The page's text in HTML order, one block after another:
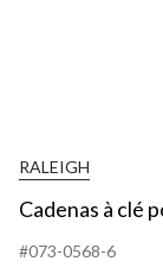
RALEIGH
Cadenas à clé
#073-0568-6